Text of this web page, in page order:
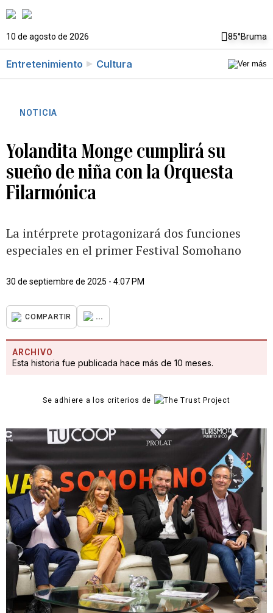
10 de agosto de 2026 85°Bruma
Entretenimiento Cultura
NOTICIA
Yolandita Monge cumplirá su
sueño de niña con la Orquesta
Filarmónica
La intérprete protagonizará dos funciones
especiales en el primer Festival Somohano
30 de septiembre de 2025 - 4:07 PM
COMPARTIR ...
ARCHIVO
Esta historia fue publicada hace más de 10 meses.
Se adhiere a los criterios de